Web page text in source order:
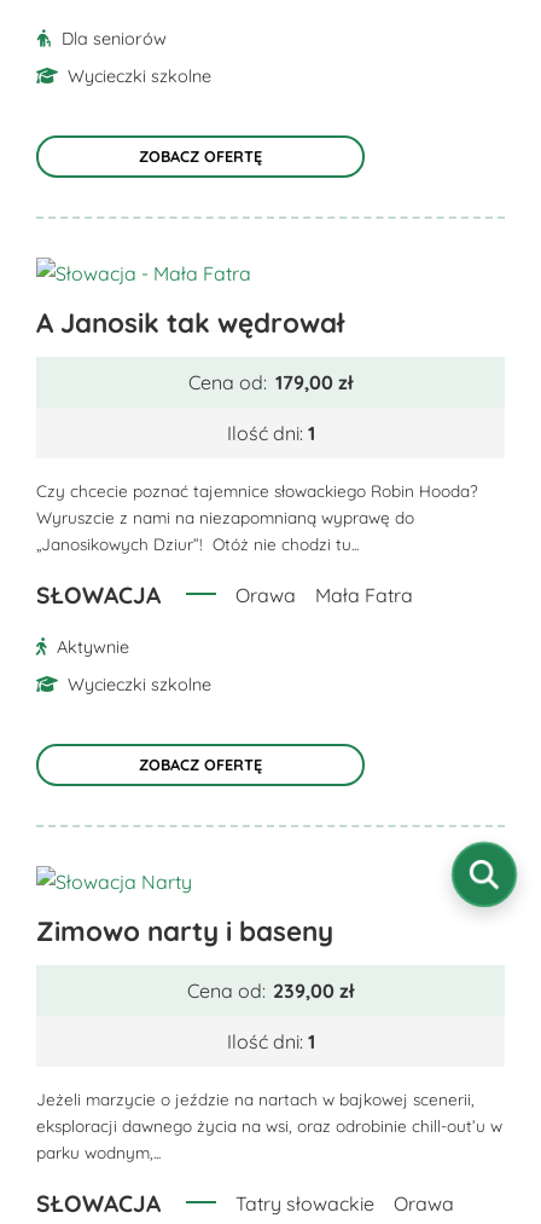
Dla seniorów
Wycieczki szkolne
ZOBACZ OFERTĘ
produkt
można
wybrać
na
stronie
A Janosik tak wędrował
Cena od: 179,00 zł
Ilość dni: 1
Czy chcecie poznać tajemnice słowackiego Robin Hooda?
Wyruszcie z nami na niezapomnianą wyprawę do
„Janosikowych Dziur”! Otóż nie chodzi tu...
SŁOWACJA Orawa Mała Fatra
Aktywnie
Wycieczki szkolne
ZOBACZ OFERTĘ
produkt
można
wybrać
na
stronie
Zimowo narty i baseny
Cena od: 239,00zł
Ilość dni: 1
Jeżeli marzycie o jeździe na nartach w bajkowej scenerii,
eksploracji dawnego życia na wsi, oraz odrobinie chill-out’u w
parku wodnym,...
SŁOWACJA Tatry słowackie Orawa